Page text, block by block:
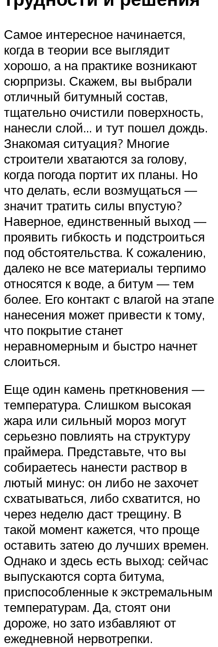
Самое интересное начинается,
когда в теории все выглядит
хорошо, а на практике возникают
сюрпризы. Скажем, вы выбрали
отличный битумный состав,
тщательно очистили поверхность,
нанесли слой… и тут пошел дождь.
Знакомая ситуация? Многие
строители хватаются за голову,
когда погода портит их планы. Но
что делать, если возмущаться —
значит тратить силы впустую?
Наверное, единственный выход —
проявить гибкость и подстроиться
под обстоятельства. К сожалению,
далеко не все материалы терпимо
относятся к воде, а битум — тем
более. Его контакт с влагой на этапе
нанесения может привести к тому,
что покрытие станет
неравномерным и быстро начнет
слоиться.
Еще один камень преткновения —
температура. Слишком высокая
жара или сильный мороз могут
серьезно повлиять на структуру
праймера. Представьте, что вы
собираетесь нанести раствор в
лютый минус: он либо не захочет
схватываться, либо схватится, но
через неделю даст трещину. В
такой момент кажется, что проще
оставить затею до лучших времен.
Однако и здесь есть выход: сейчас
выпускаются сорта битума,
приспособленные к экстремальным
температурам. Да, стоят они
дороже, но зато избавляют от
ежедневной нервотрепки.